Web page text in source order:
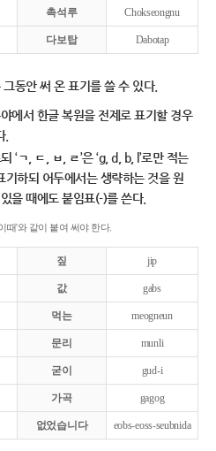
촉석루 Chokseongnu
다보탑 Dabotap
동안 써 온 표기를 쓸 수 있다.
에서 한글 복원을 전제로 표기할 경우
.
‘ㄱ, ㄷ, ㅂ, ㄹ’은 ‘g, d, b, l’로만 적는
기하되 어두에서는 생략하는 것을 원
을 때에도 붙임표(-)를 쓴다.
때'와 같이 붙여 써야 한다.
짚 jip
값 gabs
먹는 meogneun
문리 munli
굳이 gud-i
가곡 gagog
없었습니다 eobs-eoss-seubnida